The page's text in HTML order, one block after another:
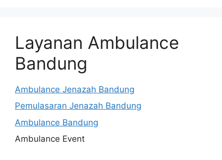
Layanan Ambulance
Bandung
Ambulance Jenazah Bandung
Pemulasaran Jenazah Bandung
Ambulance Bandung
Ambulance Event